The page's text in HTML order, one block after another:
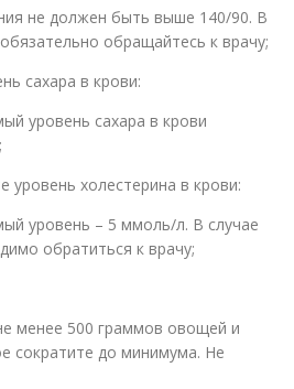
не должен быть выше 140/90. В
обращайтесь к врачу;
сахара в крови:
уровень сахара в крови
уровень холестерина в крови:
уровень – 5 ммоль/л. В случае
обратиться к врачу;
менее 500 граммов овощей и
сократите до минимума. Не